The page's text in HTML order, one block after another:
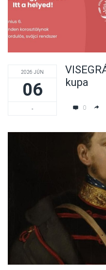
2026 JÚN
06
-
kupa
0